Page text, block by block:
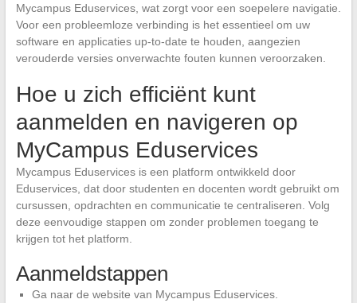
Mycampus Eduservices, wat zorgt voor een soepelere navigatie.
Voor een probleemloze verbinding is het essentieel om uw
software en applicaties up-to-date te houden, aangezien
verouderde versies onverwachte fouten kunnen veroorzaken.
Hoe u zich efficiënt kunt
aanmelden en navigeren op
MyCampus Eduservices
Mycampus Eduservices is een platform ontwikkeld door
Eduservices, dat door studenten en docenten wordt gebruikt om
cursussen, opdrachten en communicatie te centraliseren. Volg
deze eenvoudige stappen om zonder problemen toegang te
krijgen tot het platform.
Aanmeldstappen
Ga naar de website van Mycampus Eduservices.